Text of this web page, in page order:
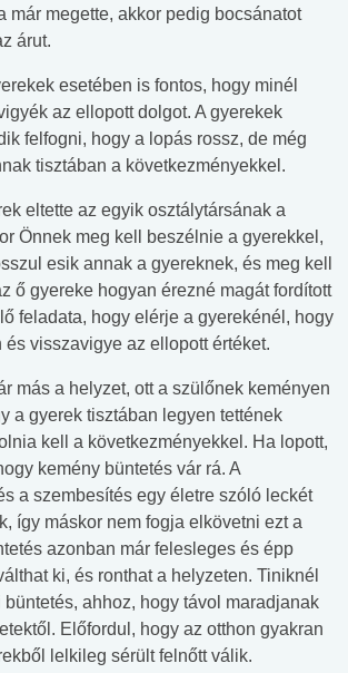
már megette, akkor pedig bocsánatot
árut.
esetében is fontos, hogy minél
az ellopott dolgot. A gyerekek
felfogni, hogy a lopás rossz, de még
tisztában a következményekkel.
eltette az egyik osztálytársának a
Önnek meg kell beszélnie a gyerekkel,
esik annak a gyereknek, és meg kell
ő gyereke hogyan érezné magát fordított
feladata, hogy elérje a gyerekénél, hogy
és visszavigye az ellopott értéket.
más a helyzet, ott a szülőnek keményen
a gyerek tisztában legyen tettének
kell a következményekkel. Ha lopott,
kemény büntetés vár rá. A
a szembesítés egy életre szóló leckét
így máskor nem fogja elkövetni ezt a
azonban már felesleges és épp
ki, és ronthat a helyzeten. Tiniknél
ahhoz, hogy távol maradjanak
Előfordul, hogy az otthon gyakran
lelkileg sérült felnőtt válik.